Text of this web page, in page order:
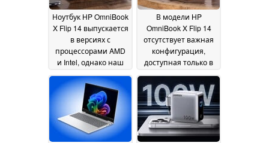
Ноутбук HP OmniBook
X Flip 14 выпускается
в версиях с
процессорами AMD
и Intel, однако наш
08
July 2026
В модели HP
OmniBook X Flip 14
отсутствует важная
конфигурация,
доступная только в
крышкой07 July 2026